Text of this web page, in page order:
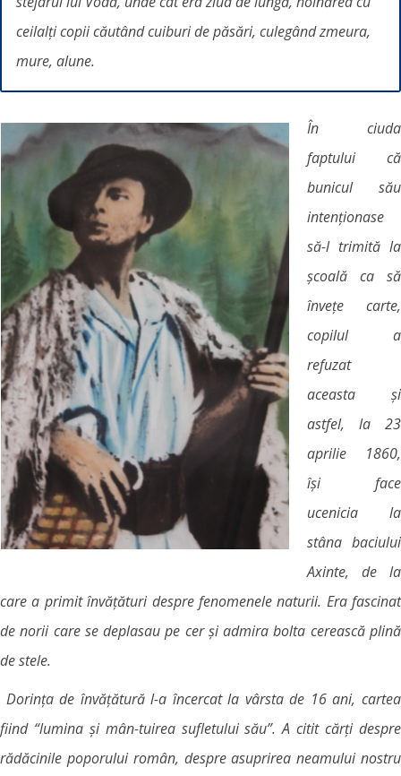
ceilalți copii căutând cuiburi de păsări, culegând zmeura,
mure, alune.
În ciuda
faptului că
bunicul său
intenționase
să-l trimită la
școală ca să
învețe carte,
copilul a
refuzat
aceasta și
astfel, la 23
aprilie 1860,
își face
ucenicia la
stâna baciului
Axinte, de la
care a primit învățături despre fenomenele naturii. Era fascinat
de norii care se deplasau pe cer și admira bolta cerească plină
de stele.
Dorința de învățătură l-a încercat la vârsta de 16 ani, cartea
fiind “lumina și mân-tuirea sufletului său”. A citit cărți despre
rădăcinile poporului român, despre asuprirea neamului nostru